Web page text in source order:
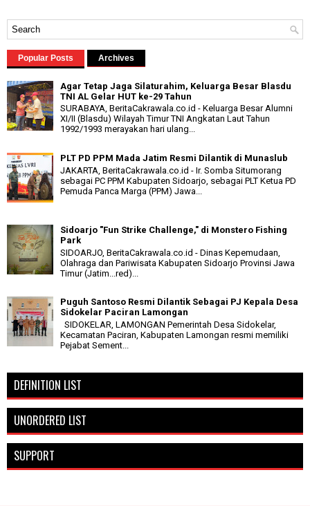
Popular Posts Archives
Agar Tetap Jaga Silaturahim, Keluarga Besar Blasdu
TNI AL Gelar HUT ke-29 Tahun
SURABAYA, BeritaCakrawala.co.id - Keluarga Besar Alumni
XI/II (Blasdu) Wilayah Timur TNI Angkatan Laut Tahun
1992/1993 merayakan hari ulang...
PLT PD PPM Mada Jatim Resmi Dilantik di Munaslub
JAKARTA, BeritaCakrawala.co.id - Ir. Somba Situmorang
sebagai PC PPM Kabupaten Sidoarjo, sebagai PLT Ketua PD
Pemuda Panca Marga (PPM) Jawa...
Sidoarjo "Fun Strike Challenge," di Monstero Fishing
Park
SIDOARJO, BeritaCakrawala.co.id - Dinas Kepemudaan,
Olahraga dan Pariwisata Kabupaten Sidoarjo Provinsi Jawa
Timur (Jatim...red)...
Puguh Santoso Resmi Dilantik Sebagai PJ Kepala Desa
Sidokelar Paciran Lamongan
SIDOKELAR, LAMONGAN Pemerintah Desa Sidokelar,
Kecamatan Paciran, Kabupaten Lamongan resmi memiliki
Pejabat Sement...
DEFINITION LIST
UNORDERED LIST
SUPPORT